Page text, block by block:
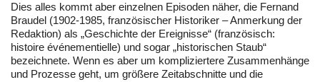
Dies alles kommt aber einzelnen Episoden näher, die Fernand
Braudel (1902-1985, französischer Historiker – Anmerkung der
Redaktion) als „Geschichte der Ereignisse“ (französisch:
histoire événementielle) und sogar „historischen Staub“
bezeichnete. Wenn es aber um kompliziertere Zusammenhänge
und Prozesse geht, um größere Zeitabschnitte und die